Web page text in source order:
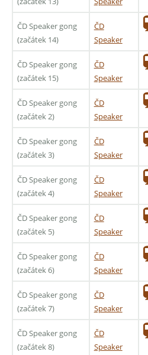
ČD Speaker gong
(začátek 14)
ČD
Speaker
ČD Speaker gong
(začátek 15)
ČD
Speaker
ČD Speaker gong
(začátek 2)
ČD
Speaker
ČD Speaker gong
(začátek 3)
ČD
Speaker
ČD Speaker gong
(začátek 4)
ČD
Speaker
ČD Speaker gong
(začátek 5)
ČD
Speaker
ČD Speaker gong
(začátek 6)
ČD
Speaker
ČD Speaker gong
(začátek 7)
ČD
Speaker
ČD Speaker gong
(začátek 8)
ČD
Speaker